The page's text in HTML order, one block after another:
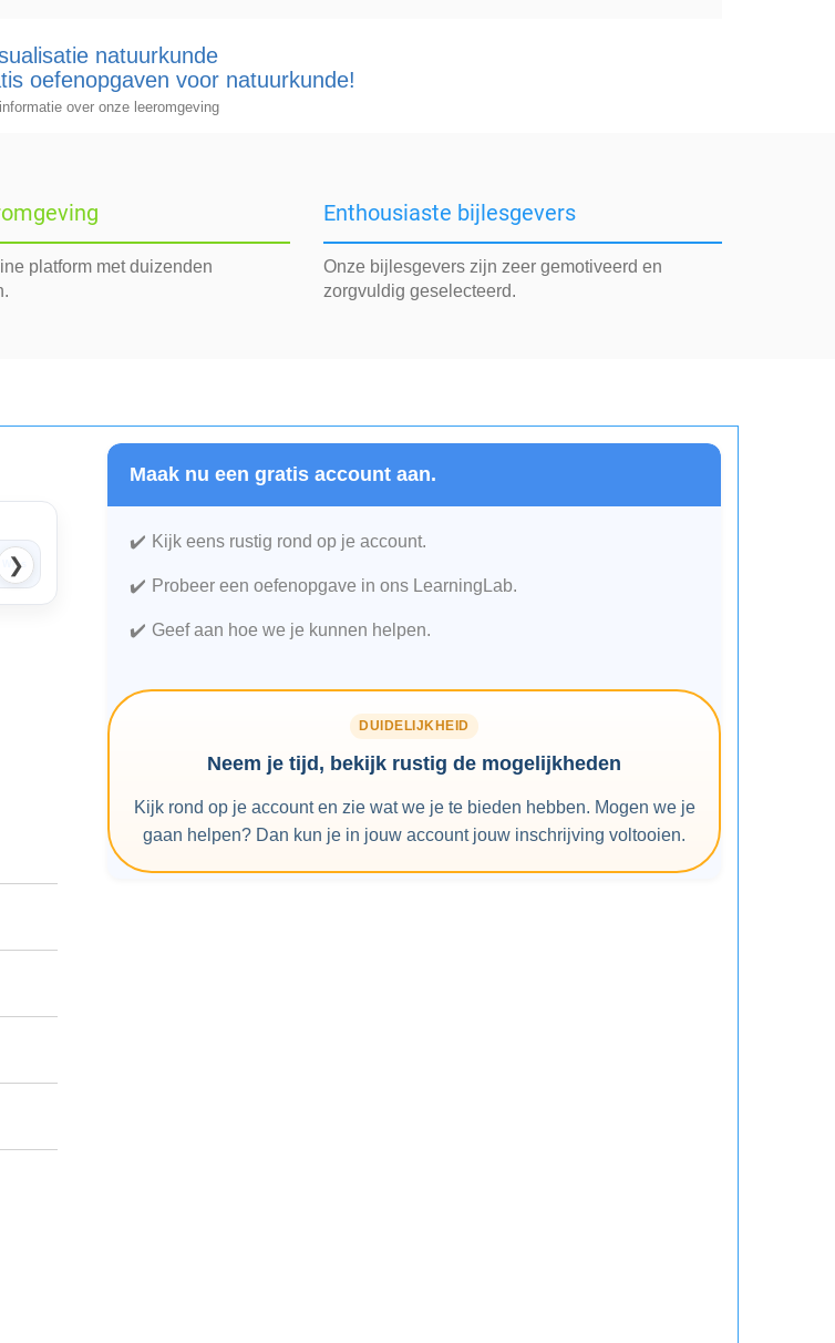
oefenopgaven voor natuurkunde!
over onze leeromgeving
platform met duizenden
Enthousiaste bijlesgevers
Onze bijlesgevers zijn zeer gemotiveerd en
zorgvuldig geselecteerd.
Wies
Twee dagen later stond
er al iemand op de stoep
wiskunde bleek er niet
❯
Maak nu een gratis account aan.
Kijk eens rustig rond op je account.
Probeer een oefenopgave in ons LearningLab.
Geef aan hoe we je kunnen helpen.
DUIDELIJKHEID
Neem je tijd, bekijk rustig de mogelijkheden
Kijk rond op je account en zie wat we je te bieden hebben. Mogen we je
gaan helpen? Dan kun je in jouw account jouw inschrijving voltooien.